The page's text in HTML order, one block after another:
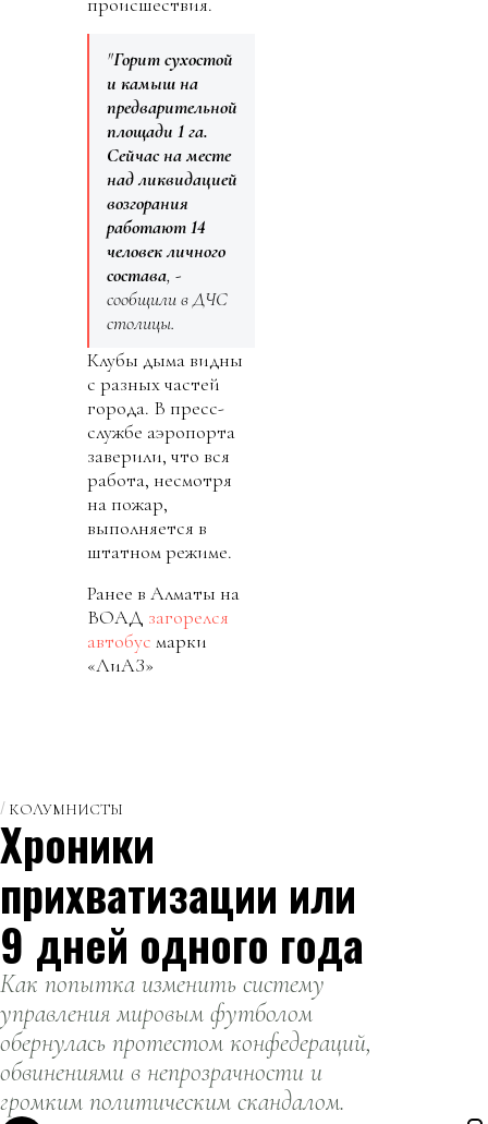
"Горит сухостой
и камыш на
предварительной
площади 1 га.
Сейчас на месте
над ликвидацией
возгорания
работают 14
человек личного
состава, -
сообщили в ДЧС
столицы.
Клубы дыма видны
с разных частей
города. В пресс-
службе аэропорта
заверили, что вся
работа, несмотря
на пожар,
выполняется в
штатном режиме.
Ранее в Алматы на
ВОАД загорелся
автобус марки
«ЛиАЗ»
КОЛУМНИСТЫ
Хроники
прихватизации или
9 дней одного года
Как попытка изменить систему
управления мировым футболом
обернулась протестом конфедераций,
обвинениями в непрозрачности и
громким политическим скандалом.